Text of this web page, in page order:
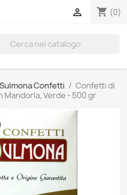
shopping_cart (0)

Confetti
Confetti di
Mandorla, Verde - 500 gr